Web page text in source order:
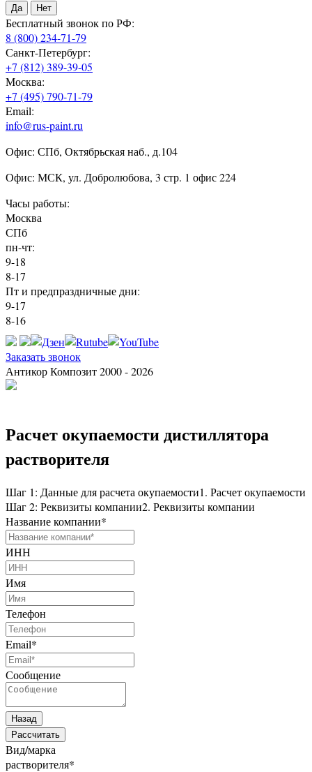
Да Нет
Бесплатный звонок по РФ:
8 (800) 234-71-79
Санкт-Петербург:
+7 (812) 389-39-05
Москва:
+7 (495) 790-71-79
Email:
info@rus-paint.ru
Офис: СПб, Октябрьская наб., д.104
Офис: МСК, ул. Добролюбова, 3 стр. 1 офис 224
Часы работы:
Москва
СПб
пн-чт:
9-18
8-17
Пт и предпраздничные дни:
9-17
8-16
Заказать звонок
Антикор Композит 2000 - 2026
Расчет окупаемости дистиллятора
растворителя
Шаг 1: Данные для расчета окупаемости1. Расчет окупаемости
Шаг 2: Реквизиты компании2. Реквизиты компании
Название компании*
ИНН
Имя
Телефон
Email*
Сообщение
Назад
Рассчитать
Вид/марка
растворителя*